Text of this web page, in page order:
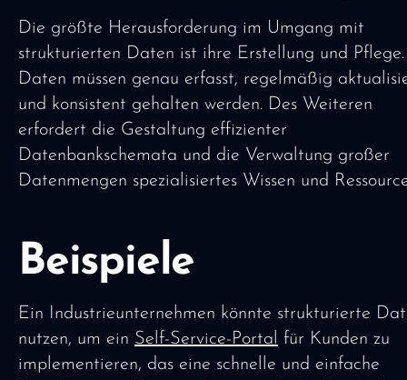
Die größte Herausforderung im Umgang mit
strukturierten Daten ist ihre Erstellung und
Daten müssen genau erfasst, regelmäßig
und konsistent gehalten werden. Des Weiteren
erfordert die Gestaltung effizienter
Datenbankschemata und die Verwaltung großer
Datenmengen spezialisiertes Wissen und
Beispiele
Ein Industrieunternehmen könnte strukturierte
nutzen, um ein Self-Service-Portal für Kunden zu
implementieren, das eine schnelle und einfache